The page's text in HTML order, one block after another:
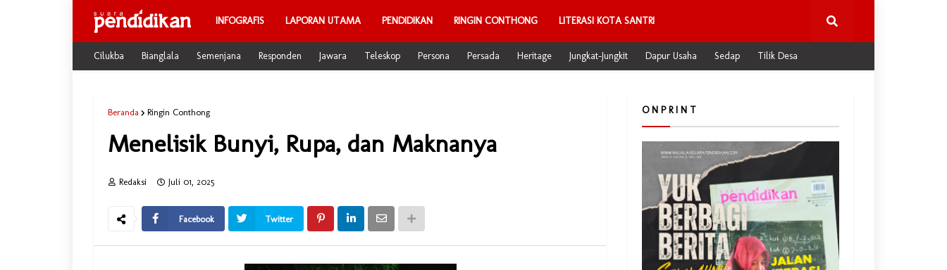
INFOGRAFIS LAPORAN UTAMA PENDIDIKAN RINGIN CONTHONG LITERASI KOTA SANTRI
Cilukba Bianglala Semenjana Responden Jawara Teleskop Persona Persada Heritage Jungkat-Jungkit Dapur Usaha Sedap Tilik Desa
Beranda Ringin Conthong
Menelisik Bunyi, Rupa, dan Maknanya
Redaksi Juli 01, 2025
Facebook Twitter
O N P R I N T